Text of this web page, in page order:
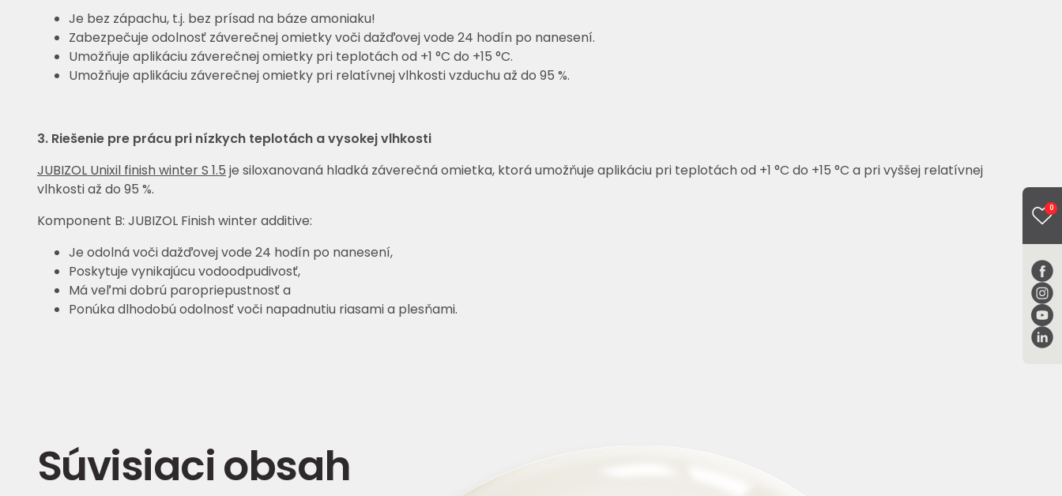
0
Je bez zápachu, t.j. bez prísad na báze amoniaku!
Zabezpečuje odolnosť záverečnej omietky voči dažďovej vode 24 hodín po nanesení.
Umožňuje aplikáciu záverečnej omietky pri teplotách od +1 °C do +15 °C.
Umožňuje aplikáciu záverečnej omietky pri relatívnej vlhkosti vzduchu až do 95 %.
3. Riešenie pre prácu pri nízkych teplotách a vysokej vlhkosti
JUBIZOL Unixil finish winter S 1.5 je siloxanovaná hladká záverečná omietka, ktorá umožňuje aplikáciu pri teplotách od +1 °C do +15 °C a pri vyššej relatívnej
vlhkosti až do 95 %.
Komponent B: JUBIZOL Finish winter additive:
Je odolná voči dažďovej vode 24 hodín po nanesení,
Poskytuje vynikajúcu vodoodpudivosť,
Má veľmi dobrú paropriepustnosť a
Ponúka dlhodobú odolnosť voči napadnutiu riasami a plesňami.
Súvisiaci obsah